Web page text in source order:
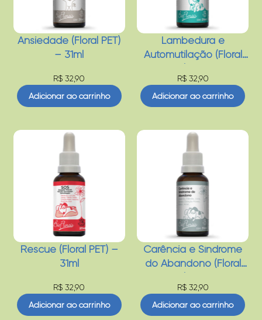
Ansiedade (Floral PET)
– 31ml
R$ 32,90
Adicionar ao carrinho
Lambedura e
Automutilação (Floral
R$32,90
Adicionar ao carrinho
Rescue (Floral PET) –
31ml
R$ 32,90
Adicionar ao carrinho
Carência e Síndrome
do Abandono (Floral
R$32,90
Adicionar ao carrinho